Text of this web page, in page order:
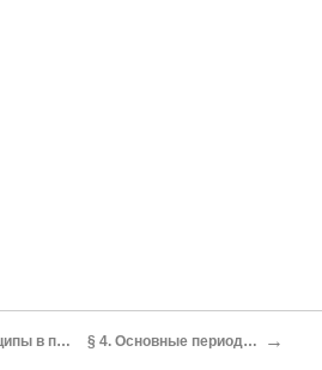
§ 2. Марксистские принципы в применении к истории философии § 4. Основные периоды развития философии →